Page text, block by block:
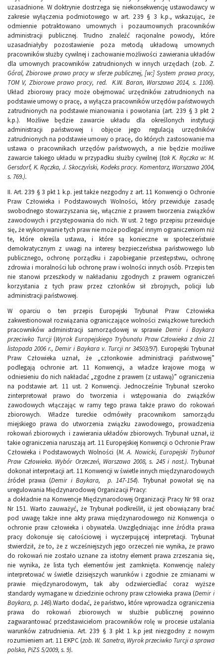
uzasadnione. W doktrynie dostrzega się niekonsekwencję ustawodawcy w
zakresie wyłączenia podmiotowego w art. 239 § 3 k.p., wskazując, że
odmiennie potraktowano umownych i pozaumownych pracowników
administracji publicznej. Trudno znaleźć racjonalne powody, które
uzasadniałyby pozostawienie poza metodą układową umownych
pracowników służby cywilnej i zachowanie możliwości zawierania układów
dla umownych pracowników zatrudnionych w innych urzędach (zob. Z.
Góral, Zbiorowe prawo pracy w sferze publicznej, [w:] System prawa pracy,
TOM V, Zbiorowe prawo pracy, red. K.W. Baran, Warszawa 2014, s. 1106).
Układ zbiorowy pracy może obejmować urzędników zatrudnionych na
podstawie umowy o pracę, a wyłącza pracowników urzędów państwowych
zatrudnionych na podstawie mianowania i powołania (art. 239 § 3 pkt 2
k.p.). Możliwe będzie zawarcie układu dla określonych instytucji
administracji państwowej i objęcie jego regulacją urzędników
zatrudnionych na podstawie umowy o pracę, do których zastosowanie ma
ustawa o pracownikach urzędów państwowych, a nie będzie możliwe
zawarcie takiego układu w przypadku służby cywilnej (tak K. Rączka w: M.
Gersdorf, K. Rączka, J. Skoczyński, Kodeks pracy. Komentarz, Warszawa 2004,
s. 769.).
II. Art. 239 § 3 pkt 1 k.p. jest także nezgodny z art. 11 Konwencji o Ochronie
Praw Człowieka i Podstawowych Wolności, który przewiduje zasadę
swobodnego stowarzyszania się, włącznie z prawem tworzenia związków
zawodowych i przystępowania do nich. W ust. 2 tego przepisu przewiduje
się, że wykonywanie tych praw nie może podlegać innym ograniczeniom niż
te, które określa ustawa, i które są konieczne w społeczeństwie
demokratycznym z uwagi na interesy bezpieczeństwa państwowego lub
publicznego, ochronę porządku i zapobieganie przestępstwu, ochronę
zdrowia i moralności lub ochronę praw i wolności innych osób. Przepis ten
nie stanowi przeszkody w nakładaniu zgodnych z prawem ograniczeń
korzystania z tych praw przez członków sił zbrojnych, policji lub
administracji państwowej.
W oparciu o ten przepis Europejski Trybunał Praw Człowieka
zakwestionował rozwiązania ograniczające wolności związkowe tureckich
pracowników administracji samorządowej w sprawieDemir i Baykara
przeciwko Turcji(Wyrok Europejskiego Trybunału Praw Człowieka z dnia 21
listopada 2006 r., Demir i Baykara v. Turcji nr 34503/97). Europejski Trybunał
Praw Człowieka uznał, że „członkowie administracji państwowej”
podlegają ochronie art. 11 Konwencji, a władze krajowe mogą w
odniesieniu do nich nakładać „zgodne z prawem (z ustawą)” ograniczenia
na podstawie art. 11 ust. 2 Konwencji. Jednocześnie Trybunał szeroko
zinterpretował prawo do tworzenia i wstępowania do związków
zawodowych włączając w ramy tego prawa także prawo do rokowań
zbiorowych. Władze tureckie odmówiły pracownikom samorządu
miejskiego prawa do utworzenia związku zawodowego, prowadzenia
rokowań zbiorowych i zawierania układów zbiorowych. Trybunał uznał, iż
takie ograniczenia naruszają art. 11 Europejskiej Konwencji o Ochronie Praw
Człowieka i Podstawowych Wolności (M. A. Nowicki, Europejski Trybunał
Praw Człowieka. Wybór Orzeczeń, Warszawa 2008, s. 245 i nast.). Trybunał
dokonał interpretacji art. 11 Konwencji w świetle innych międzynarodowych
źródeł prawa (Demir i Baykara, p. 147-154). Trybunał powołał się na
uregulowania Międzynarodowej Organizacji Pracy:
a dokładnie na Konwencje Międzynarodowej Organizacji Pracy Nr 98 oraz
Nr 151. Warto zauważyć, że Trybunał podkreślił, iż jest obowiązany brać
pod uwagę także inne akty prawa międzynarodowego niż Konwencja o
ochronie praw człowieka i obywatela. Uwzględniając inne źródła prawa
pracy dokonuje się całościowej i wyczerpującej interpretacji. Trybunał
stwierdził, że to, że z wcześniejszych jego orzeczeń nie wynika, że prawo
do rokowań nie zostało uznane za istotny element prawa zrzeszania się,
nie wynika, że lista tych elementów jest zamknięta. Konwencję należy
interpretować w świetle dzisiejszych warunków i zgodnie ze zmianami w
prawie międzynarodowym, tak aby odzwierciedlać coraz wyższe
standardy wymagane w dziedzinie ochrony praw człowieka prawa (Demir i
Baykara, p. 146).Warto dodać, że państwo, które wprowadza ograniczenia
prawa do rokowań zbiorowych w służbie publicznej powinno
zagwarantować przedstawicielom pracowników rolę w procesie ustalania
warunków zatrudnienia. Art. 239 § 3 pkt 1 k.p jest niezgodny z nowym
rozumieniem art. 11 EKPC (zob. W. Sanetra, Wyrok przeciwko Turcji a sprawa
polska, PiZS 5/2009, s. 9).